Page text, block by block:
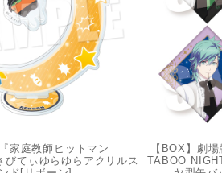
家庭教師ヒットマン
びてぃゆらゆらアクリルス
【BOX】劇
TABOO